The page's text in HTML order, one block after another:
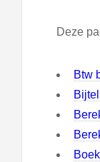
Deze
Btw